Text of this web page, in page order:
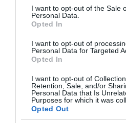
consent section.
I want to opt-out of the Sale
Personal Data.
Opted In
I want to opt-out of
Personal Data for Targeted
Opted In
I want to opt-out of
Retention, Sale, and/or
Personal Data that Is
Purposes for which it was
Opted Out
ΤΟ ΠΑΡΟΝ: Ρυθμιστής ο
Προβληματίζει το κύμα
Ιστορική ελληνική
Η Ναυτιλία
Τι πρέπει να κάνετε σε